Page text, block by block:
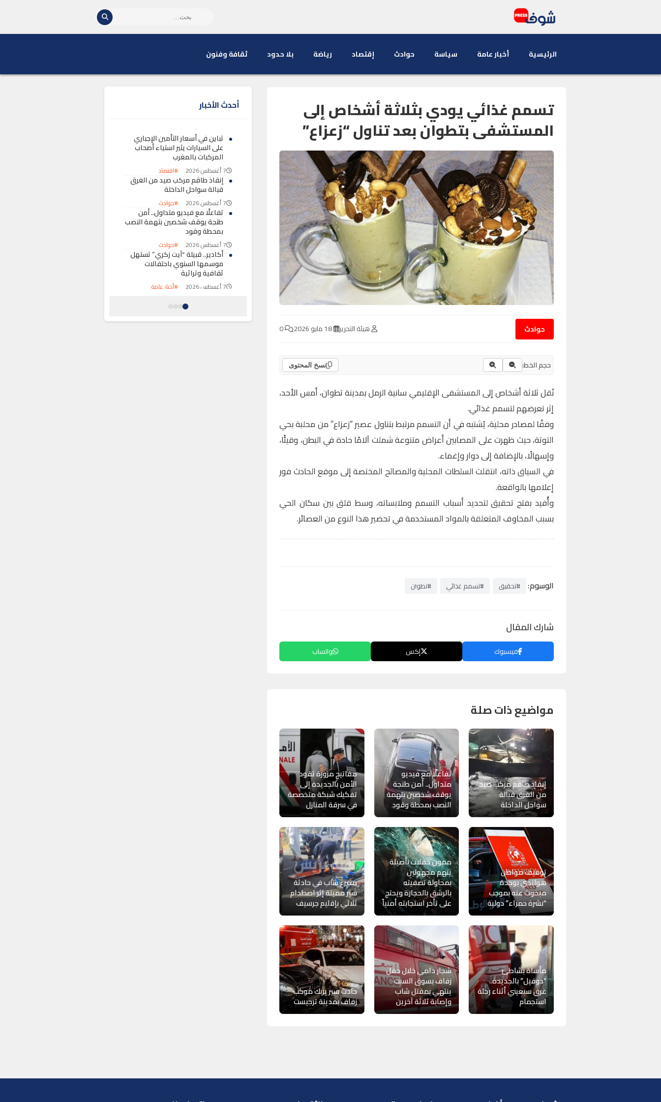
الرئيسية أخبار عامة سياسة حوادث إقتصاد رياضة بلا حدود ثقافة وفنون
تسمم غذائي يودي بثلاثة أشخاص إلى
المستشفى بتطوان بعد تناول “زعزاع”
حوادث هيئة التحرير
حجم الخط: نسخ المحتوى
نُقل ثلاثة أشخاص إلى المستشفى الإقليمي سانية الرمل بمدينة تطوان، أمس الأحد،
إثر تعرضهم لتسمم غذائي.
وفقًا لمصادر محلية، يُشتبه في أن التسمم مرتبط بتناول عصير “زعزاع” من محلبة بحي
التوتة، حيث ظهرت على المصابين أعراض متنوعة شملت آلامًا حادة في البطن، وقيئًا،
وإسهالًا، بالإضافة إلى دوار وإغماء.
في السياق ذاته، انتقلت السلطات المحلية والمصالح المختصة إلى موقع الحادث فور
إعلامها بالواقعة.
وأُفيد بفتح تحقيق لتحديد أسباب التسمم وملابساته، وسط قلق بين سكان الحي
بسبب المخاوف المتعلقة بالمواد المستخدمة في تحضير هذا النوع من العصائر.
الوسوم: #تحقيق #تسمم غذائي #تطوان
شارك المقال
فيسبوك إكس واتساب
مواضيع ذات صلة
إنقاذ طاقم مركب صيد
من الغرق قبالة
سواحل الداخلة
تفاعلًا مع فيديو
متداول.. أمن طنجة
يوقف شخصين بتهمة
النصب بمحطة وقود
مفاتيح مزورة تقود
الأمن بالجديدة إلى
تفكيك شبكة متخصصة
في سرقة المنازل
توقيف مواطن
هولندي بوجدة
مبحوث عنه بموجب
“نشرة حمراء” دولية
ممون حفلات بأصيلة
يتهم مجهولين
بمحاولة تصفيته
بالرشق بالحجارة ويحتج
على تأخر استجابته أمنياً
مصرع شاب في حادثة
سير مميتة إثر اصطدام
ثلاثي بإقليم جرسيف
مأساة بشاطئ
“دوفيل” بالجديدة..
غرق سبعيني أثناء رحلة
استجمام
شجار دامي خلال حفل
زفاف بسوق السبت
ينتهي بمقتل شاب
وإصابة ثلاثة آخرين
حادث سير يربك موكب
زفاف بمدينة ترجيست
أحدث الأخبار
تباين في أسعار التأمين الإجباري
على السيارات يثير استياء أصحاب
المركبات بالمغرب
7 أغسطس 2026 #اقتصاد
إنقاذ طاقم مركب صيد من الغرق
قبالة سواحل الداخلة
7 أغسطس 2026 #حوادث
تفاعلًا مع فيديو متداول.. أمن
طنجة يوقف شخصين بتهمة النصب
بمحطة وقود
7 أغسطس 2026 #حوادث
أكادير.. قبيلة “آيت زكري” تستهل
موسمها السنوي باحتفالات
ثقافية وتراثية
7 أغسطس 2026 #أخبار عامة
حافلات النقل الحضري بتمويل بنكي